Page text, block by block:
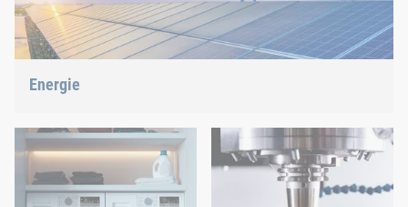
Energie
die Energiezukunft mit.